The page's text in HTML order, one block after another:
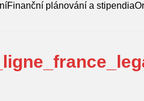
plánování a